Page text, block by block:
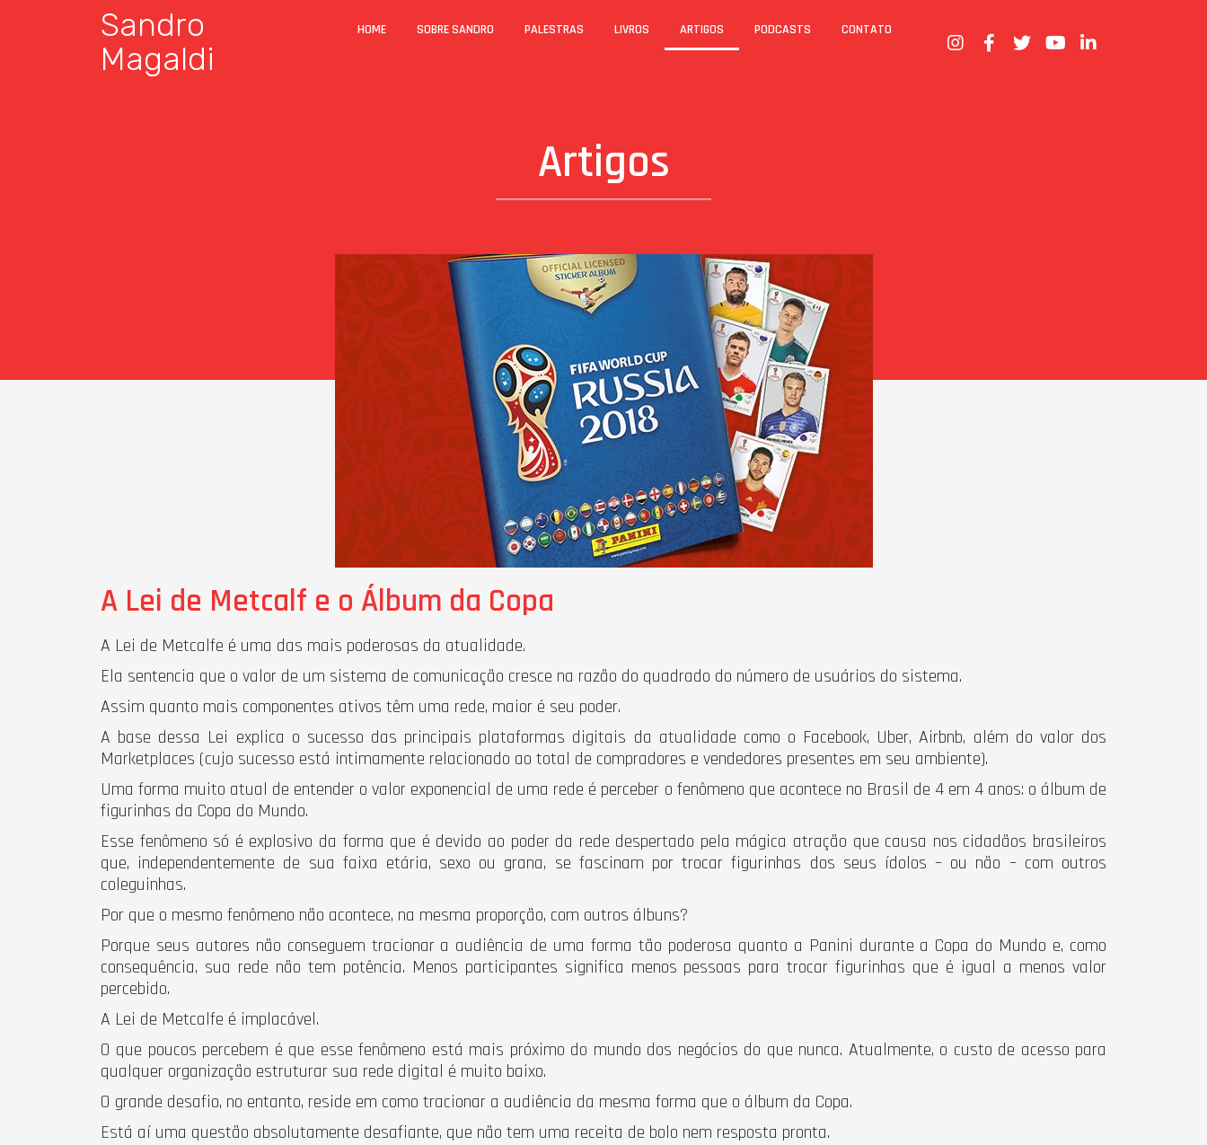
Sandro
Magaldi
HOME SOBRE SANDRO PALESTRAS LIVROS ARTIGOS PODCASTS CONTATO
Artigos
A Lei de Metcalf e o Álbum da Copa
A Lei de Metcalfe é uma das mais poderosas da atualidade.
Ela sentencia que o valor de um sistema de comunicação cresce na razão do quadrado do número de usuários do sistema.
Assim quanto mais componentes ativos têm uma rede, maior é seu poder.
A base dessa Lei explica o sucesso das principais plataformas digitais da atualidade como o Facebook, Uber, Airbnb, além do valor dos
Marketplaces (cujo sucesso está intimamente relacionado ao total de compradores e vendedores presentes em seu ambiente).
Uma forma muito atual de entender o valor exponencial de uma rede é perceber o fenômeno que acontece no Brasil de 4 em 4 anos: o álbum de
figurinhas da Copa do Mundo.
Esse fenômeno só é explosivo da forma que é devido ao poder da rede despertado pela mágica atração que causa nos cidadãos brasileiros
que, independentemente de sua faixa etária, sexo ou grana, se fascinam por trocar figurinhas dos seus ídolos – ou não – com outros
coleguinhas.
Por que o mesmo fenômeno não acontece, na mesma proporção, com outros álbuns?
Porque seus autores não conseguem tracionar a audiência de uma forma tão poderosa quanto a Panini durante a Copa do Mundo e, como
consequência, sua rede não tem potência. Menos participantes significa menos pessoas para trocar figurinhas que é igual a menos valor
percebido.
A Lei de Metcalfe é implacável.
O que poucos percebem é que esse fenômeno está mais próximo do mundo dos negócios do que nunca. Atualmente, o custo de acesso para
qualquer organização estruturar sua rede digital é muito baixo.
O grande desafio, no entanto, reside em como tracionar a audiência da mesma forma que o álbum da Copa.
Está aí uma questão absolutamente desafiante, que não tem uma receita de bolo nem resposta pronta.